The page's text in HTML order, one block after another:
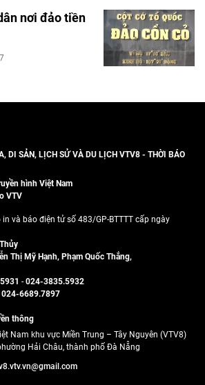
nơi đảo tiền
DI SẢN, LỊCH SỬ VÀ DU LỊCH VTV8 - THỜI BÁO
hình Việt Nam
VTV
và báo điện tử số 483/GP-BTTTT cấp ngày
Thị Mỹ Hạnh, Phạm Quốc Thắng,
- 024-3835.5932
024-6689.7897
thông
Nam khu vực Miền Trung – Tây Nguyên (VTV8)
Hải Châu, thành phố Đà Nẵng